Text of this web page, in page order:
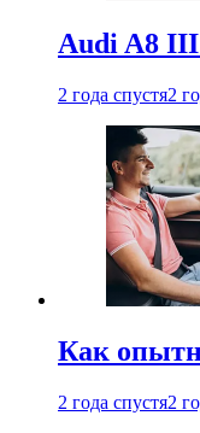
Audi A8 III
2 года спустя2
Как
2 года спустя2